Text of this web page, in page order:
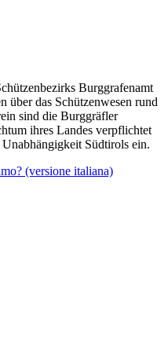
Burggrafenamt
über das Schützenwesen rund
sind die Burggräfler
ihres Landes verpflichtet
Südtirols ein.
(versione italiana)